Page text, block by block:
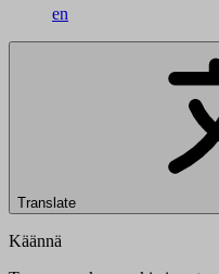
en
Translate
Käännä